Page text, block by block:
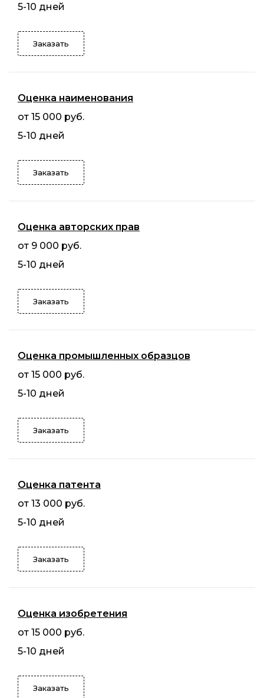
5-10 дней
Заказать
Оценка наименования
от 15 000 руб.
5-10 дней
Заказать
Оценка авторских прав
от 9 000 руб.
5-10 дней
Заказать
Оценка промышленных образцов
от 15 000 руб.
5-10 дней
Заказать
Оценка патента
от 13 000 руб.
5-10 дней
Заказать
Оценка изобретения
от 15 000 руб.
5-10 дней
Заказать